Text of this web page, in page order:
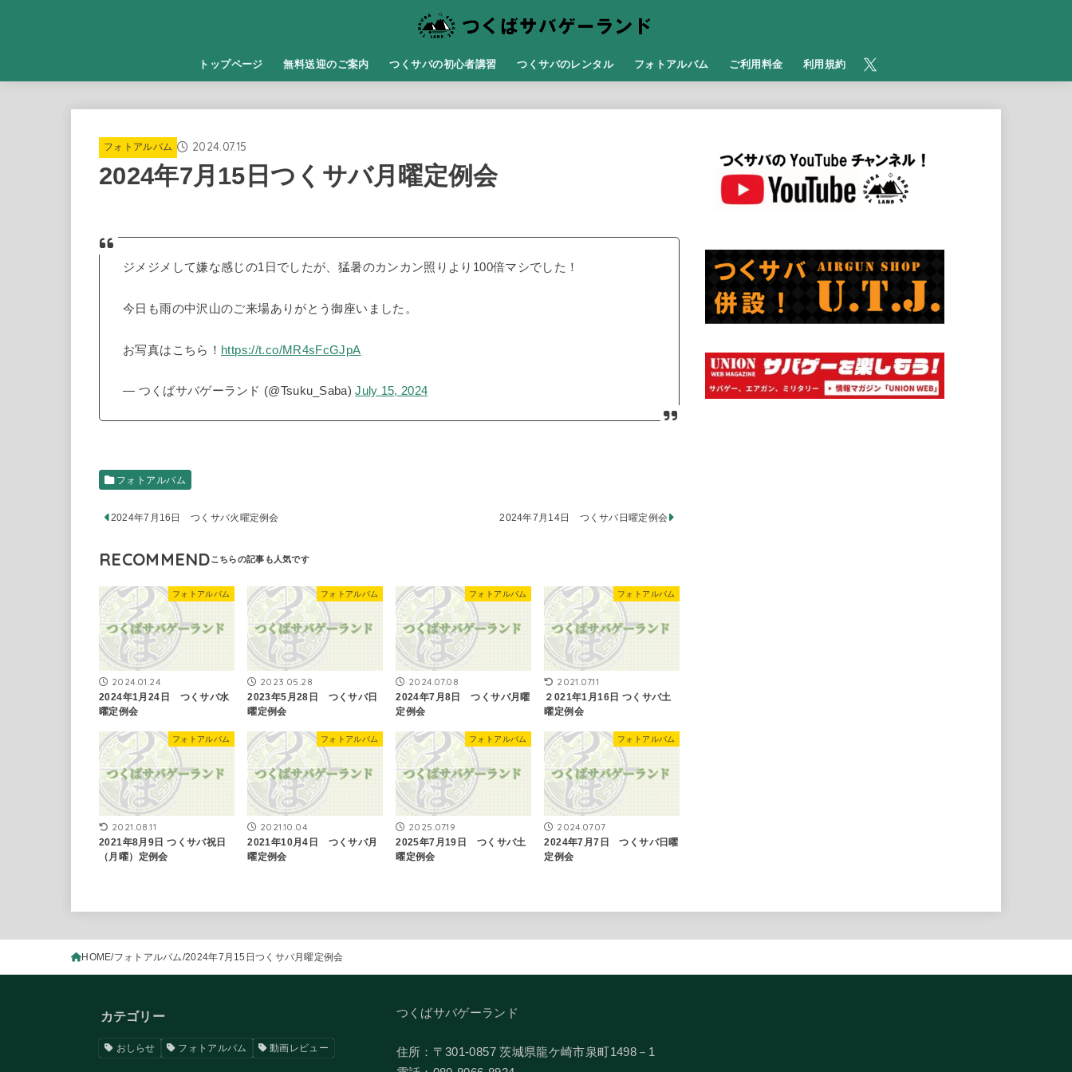
トップページ 無料送迎のご案内 つくサバの初心者講習 つくサバのレンタル フォトアルバム ​ご利用料金 利用規約
フォトアルバム 2024.07.15
2024年7月15日つくサバ月曜定例会
ジメジメして嫌な感じの1日でしたが、猛暑のカンカン照りより100倍マシでした！
今日も雨の中沢山のご来場ありがとう御座いました。
お写真はこちら！ https://t.co/MR4sFcGJpA
— つくばサバゲーランド (@Tsuku_Saba)July 15, 2024
フォトアルバム
2024年7月16日 つくサバ火曜定例会 2024年7月14日 つくサバ日曜定例会
RECOMMEND
フォトアルバム
2024.01.24
2024年1月24日 つくサバ水
曜定例会
フォトアルバム
2023.05.28
2023年5月28日 つくサバ日
曜定例会
フォトアルバム
2024.07.08
2024年7月8日 つくサバ月曜
定例会
フォトアルバム
2021.07.11
２021年1月16日 つくサバ土
曜定例会
フォトアルバム
2021.08.11
2021年8月9日 つくサバ祝日
（月曜）定例会
フォトアルバム
2021.10.04
2021年10月4日 つくサバ月
曜定例会
フォトアルバム
2025.07.19
2025年7月19日 つくサバ土
曜定例会
フォトアルバム
2024.07.07
2024年7月7日 つくサバ日曜
定例会
HOME フォトアルバム 2024年7月15日つくサバ月曜定例会
カテゴリー
おしらせ フォトアルバム 動画レビュー
つくばサバゲーランド
住所：〒301-0857 茨城県龍ケ崎市泉町1498－1